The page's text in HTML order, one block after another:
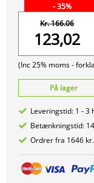
- 35%
Kr. 166.06
123,02
(Inc 25% moms -
På lager
Leveringstid: 1 - 3
Betænkningstid:
Ordrer fra 1646 kr.